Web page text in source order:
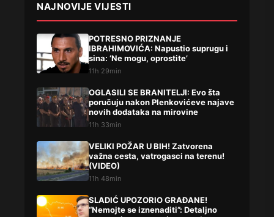
NAJNOVIJE VIJESTI
POTRESNO PRIZNANJE
IBRAHIMOVIĆA: Napustio suprugu i
sina: ‘Ne mogu, oprostite’
11h 29min
OGLASILI SE BRANITELJI: Evo šta
poručuju nakon Plenkovićeve najave
novih dodataka na mirovine
11h 33min
VELIKI POŽAR U BIH! Zatvorena
važna cesta, vatrogasci na terenu!
(VIDEO)
11h 48min
SLADIĆ UPOZORIO GRAĐANE!
“Nemojte se iznenaditi”: Detaljno